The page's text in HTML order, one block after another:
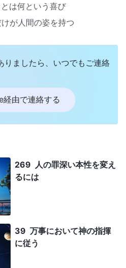
は何という喜び
が人間の姿を持つ
りましたら、いつでもご連絡
経由で連絡する
269 人の罪深い本性を変え
るには
39 万事において神の指揮
に従う